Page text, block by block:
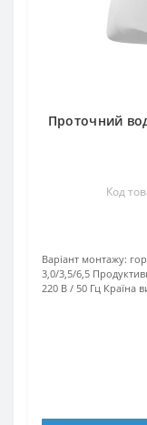
Проточний
Код
Варіант монтажу:
3,0/3,5/6,5
220 В / 50 Гц Країна